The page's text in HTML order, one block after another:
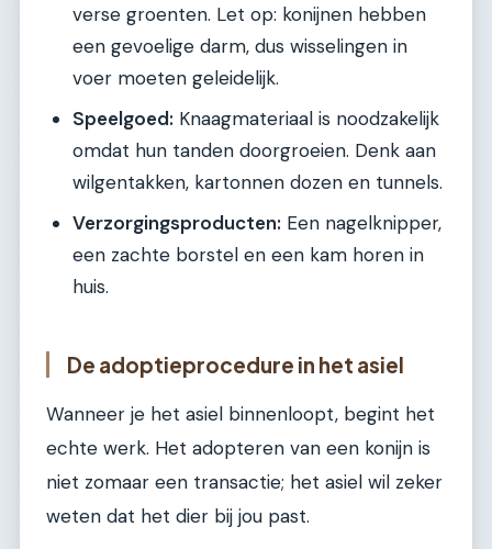
verse groenten. Let op: konijnen hebben
een gevoelige darm, dus wisselingen in
voer moeten geleidelijk.
Speelgoed: Knaagmateriaal is noodzakelijk
omdat hun tanden doorgroeien. Denk aan
wilgentakken, kartonnen dozen en tunnels.
Verzorgingsproducten: Een nagelknipper,
een zachte borstel en een kam horen in
huis.
De adoptieprocedure in het asiel
Wanneer je het asiel binnenloopt, begint het
echte werk. Het adopteren van een konijn is
niet zomaar een transactie; het asiel wil zeker
weten dat het dier bij jou past.